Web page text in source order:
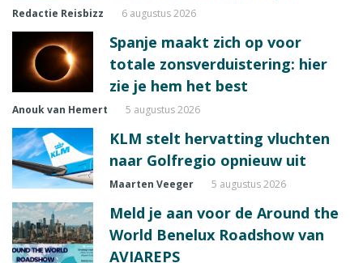
Redactie Reisbizz 6 augustus 2026
Spanje maakt zich op voor
totale zonsverduistering: hier
zie je hem het best
Anouk van Hemert 5 augustus 2026
KLM stelt hervatting vluchten
naar Golfregio opnieuw uit
Maarten Veeger 5 augustus 2026
Meld je aan voor de Around the
World Benelux Roadshow van
AVIAREPS